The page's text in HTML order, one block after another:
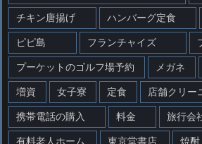
チキン唐揚げ ハンバーグ定食
ピピ島 フランチャイズ
プーケットのゴルフ場予約 メガネ
増資 女子寮 定食 店舗クリー
携帯電話の購入 料金 旅行会
有料老人ホーム 東京堂書店 焼酎